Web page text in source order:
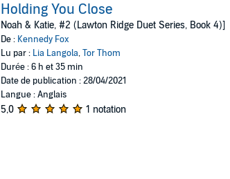
Holding You Close
Noah & Katie, #2 (Lawton Ridge Duet Series, Book 4)]
De : Kennedy Fox
Lu par : Lia Langola,Tor Thom
Durée : 6 h et 35 min
Date de publication : 28/04/2021
Langue : Anglais
5,0 1 notation